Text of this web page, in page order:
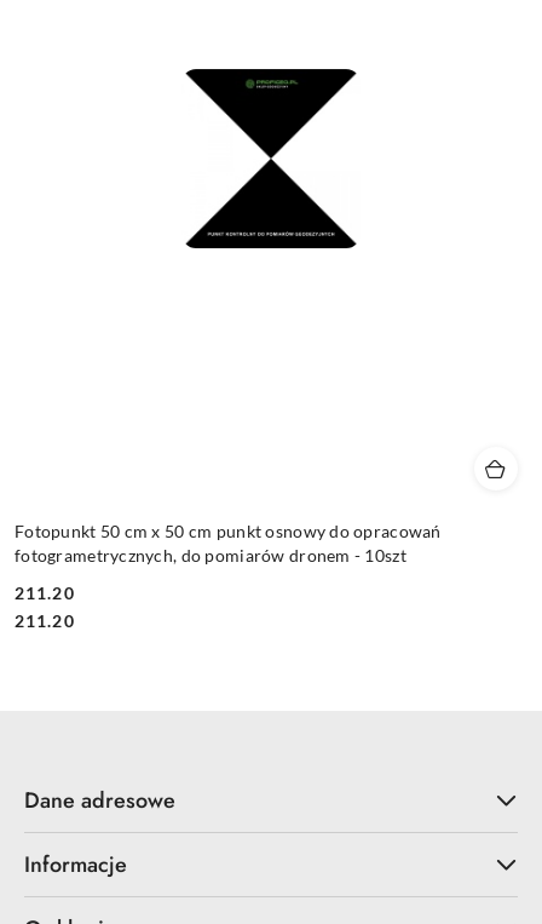
Fotopunkt 50 cm x 50 cm punkt osnowy do opracowań
fotogrametrycznych, do pomiarów dronem - 10szt
Cena:
211.20
Cena:
211.20
Dane adresowe
Informacje